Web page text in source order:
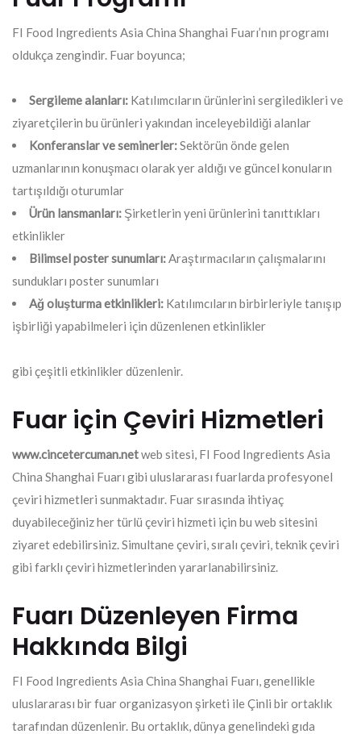
FI Food Ingredients Asia China Shanghai Fuarı’nın programı
oldukça zengindir. Fuar boyunca;
Sergileme alanları: Katılımcıların ürünlerini sergiledikleri ve
ziyaretçilerin bu ürünleri yakından inceleyebildiği alanlar
Konferanslar ve seminerler:Sektörün önde gelen
uzmanlarının konuşmacı olarak yer aldığı ve güncel konuların
tartışıldığı oturumlar
Ürün lansmanları: Şirketlerin yeni ürünlerini tanıttıkları
etkinlikler
Bilimsel poster sunumları:Araştırmacıların çalışmalarını
sundukları poster sunumları
Ağ oluşturma etkinlikleri: Katılımcıların birbirleriyle tanışıp
işbirliği yapabilmeleri için düzenlenen etkinlikler
gibi çeşitli etkinlikler düzenlenir.
Fuar için Çeviri Hizmetleri
www.cincetercuman.netweb sitesi, FI Food Ingredients Asia
China Shanghai Fuarı gibi uluslararası fuarlarda profesyonel
çeviri hizmetleri sunmaktadır. Fuar sırasında ihtiyaç
duyabileceğiniz her türlü çeviri hizmeti için bu web sitesini
ziyaret edebilirsiniz. Simultane çeviri, sıralı çeviri, teknik çeviri
gibi farklı çeviri hizmetlerinden yararlanabilirsiniz.
Fuarı Düzenleyen Firma
Hakkında Bilgi
FI Food Ingredients Asia China Shanghai Fuarı, genellikle
uluslararası bir fuar organizasyon şirketi ile Çinli bir ortaklık
tarafından düzenlenir. Bu ortaklık, dünya genelindeki gıda